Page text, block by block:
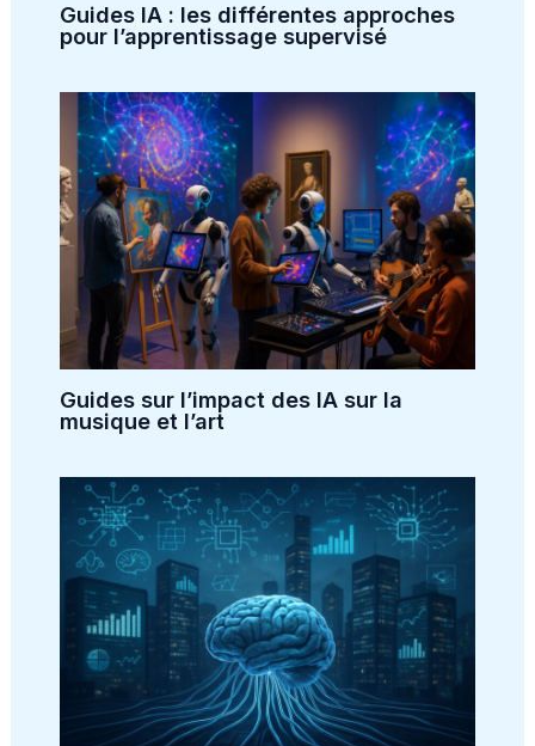
Guides IA : les différentes approches
pour l’apprentissage supervisé
Guides sur l’impact des IA sur la
musique et l’art